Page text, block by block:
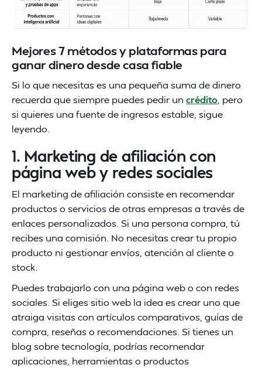
Mejores 7 métodos y plataformas para
ganar dinero desde casa fiable
Si lo que necesitas es una pequeña suma de dinero
recuerda que siempre puedes pedir un crédito , pero
si quieres una fuente de ingresos estable, sigue
leyendo.
1. Marketing de afiliación con
página web y redes sociales
El marketing de afiliación consiste en recomendar
productos o servicios de otras empresas a través de
enlaces personalizados. Si una persona compra, tú
recibes una comisión. No necesitas crear tu propio
producto ni gestionar envíos, atención al cliente o
stock.
Puedes trabajarlo con una página web o con redes
sociales. Si eliges sitio web la idea es crear uno que
atraiga visitas con artículos comparativos, guías de
compra, reseñas o recomendaciones. Si tienes un
blog sobre tecnología, podrías recomendar
aplicaciones, herramientas o productos